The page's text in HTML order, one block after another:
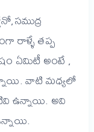
రాళ్ళే తప్ప
ఏమిటీ అంటే ,
వాటి మధ్యలో
ఉన్నాయి. అవి